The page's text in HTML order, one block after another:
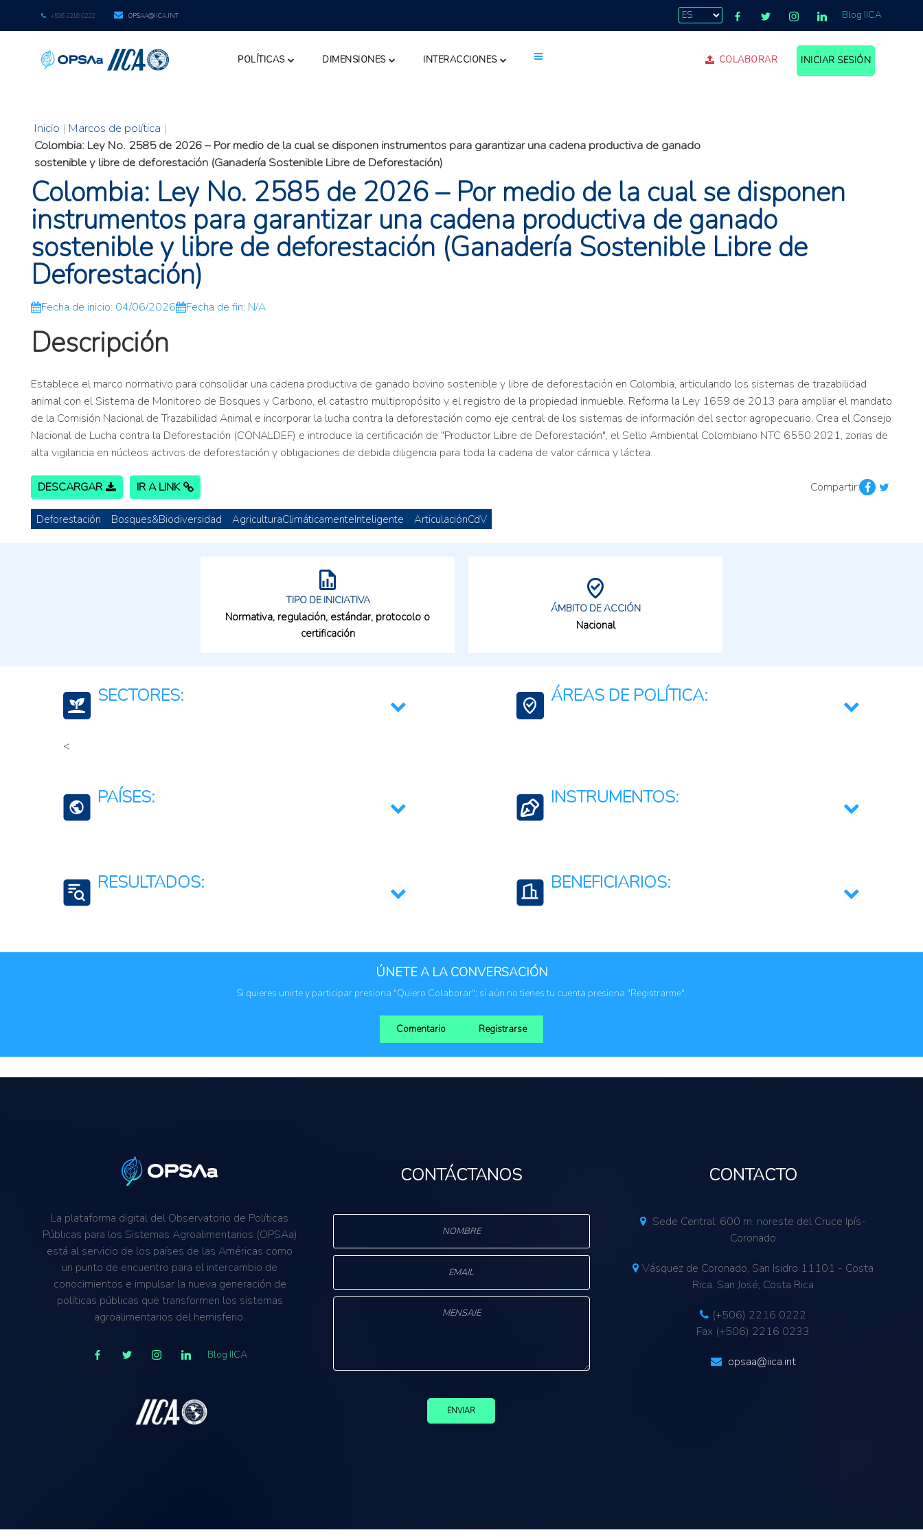
+506 2216 0222 OPSAA@IICA.INT Blog IICA
POLÍTICAS DIMENSIONES INTERACCIONES COLABORAR INICIAR SESIÓN
Inicio | Marcos de política |
Colombia: Ley No. 2585 de 2026 – Por medio de la cual se disponen instrumentos para garantizar una cadena productiva de ganado
sostenible y libre de deforestación (Ganadería Sostenible Libre de Deforestación)
Colombia: Ley No. 2585 de 2026 – Por medio de la cual se disponen
instrumentos para garantizar una cadena productiva de ganado
sostenible y libre de deforestación (Ganadería Sostenible Libre de
Deforestación)
Fecha de inicio: 04/06/2026 Fecha de fin: N/A
Descripción
Establece el marco normativo para consolidar una cadena productiva de ganado bovino sostenible y libre de deforestación en Colombia, articulando los sistemas de trazabilidad
animal con el Sistema de Monitoreo de Bosques y Carbono, el catastro multipropósito y el registro de la propiedad inmueble. Reforma la Ley 1659 de 2013 para ampliar el mandato
de la Comisión Nacional de Trazabilidad Animal e incorporar la lucha contra la deforestación como eje central de los sistemas de información del sector agropecuario. Crea el Consejo
Nacional de Lucha contra la Deforestación (CONALDEF) e introduce la certificación de "Productor Libre de Deforestación", el Sello Ambiental Colombiano NTC 6550:2021, zonas de
alta vigilancia en núcleos activos de deforestación y obligaciones de debida diligencia para toda la cadena de valor cárnica y láctea.
DESCARGAR IR A LINK Compartir:
Deforestación Bosques&Biodiversidad AgriculturaClimáticamenteInteligente ArticulaciónCdV
TIPO DE INICIATIVA
Normativa, regulación, estándar, protocolo o
certificación
ÁMBITO DE ACCIÓN
Nacional
SECTORES:
<
Carne y productos de origen animal
Cadena de Lácteos
ÁREAS DE POLÍTICA:
PAÍSES: INSTRUMENTOS:
Creación y desarrollo de estándares, certificaciones, etiquetado, y
sellos
RESULTADOS:
Conservación y restauración de ecosistemas
Trazabilidad de las exportaciones e importaciones
BENEFICIARIOS:
Cadena de valor
Instituciones públicas
ÚNETE A LA CONVERSACIÓN
Si quieres unirte y participar presiona "Quiero Colaborar"; si aún no tienes tu cuenta presiona "Registrarme".
Comentario Registrarse
La plataforma digital del Observatorio de Políticas
Públicas para los Sistemas Agroalimentarios (OPSAa)
está al servicio de los países de las Américas como
un punto de encuentro para el intercambio de
conocimientos e impulsar la nueva generación de
políticas públicas que transformen los sistemas
agroalimentarios del hemisferio.
Blog IICA
CONTÁCTANOS
ENVIAR
CONTACTO
Sede Central. 600 m. noreste del Cruce Ipís-
Coronado
Vásquez de Coronado, San Isidro 11101 - Costa
Rica. San José, Costa Rica
(+506) 2216 0222
Fax (+506) 2216 0233
opsaa@iica.int